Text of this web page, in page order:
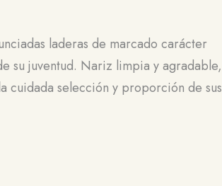
laderas de marcado carácter
su juventud. Nariz limpia y agradable,
cuidada selección y proporción de sus